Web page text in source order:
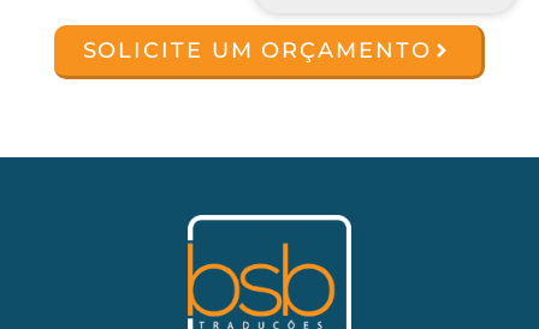
SOLICITE UM ORÇAMENTO